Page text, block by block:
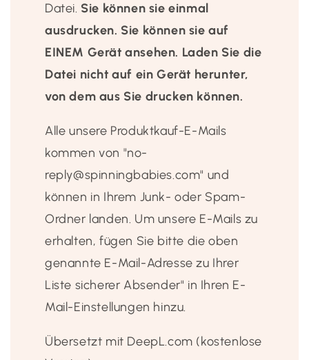
Datei. Sie können sie einmal
ausdrucken. Sie können sie auf
EINEM Gerät ansehen. Laden Sie die
Datei nicht auf ein Gerät herunter,
von dem aus Sie drucken können.
Alle unsere Produktkauf-E-Mails
kommen von "no-
reply@spinningbabies.com" und
können in Ihrem Junk- oder Spam-
Ordner landen. Um unsere E-Mails zu
erhalten, fügen Sie bitte die oben
genannte E-Mail-Adresse zu Ihrer
Liste sicherer Absender" in Ihren E-
Mail-Einstellungen hinzu.
Übersetzt mit DeepL.com (kostenlose